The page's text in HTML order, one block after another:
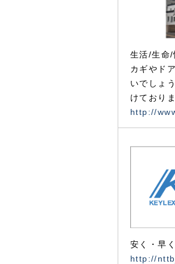
生活/生命/
カギやド
いでしょ
けておりま
http://
安く・早
http://